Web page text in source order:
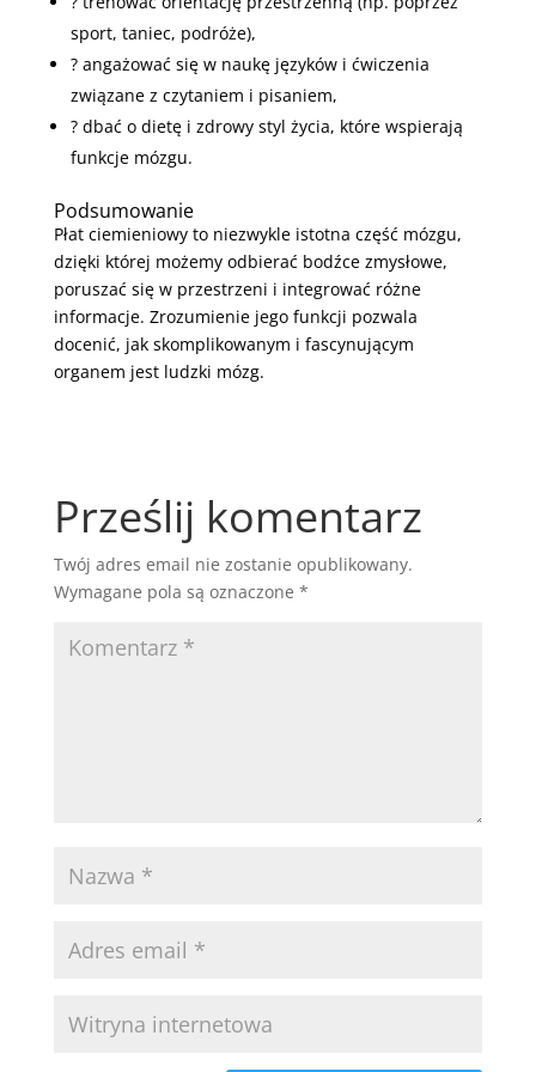
sport, taniec, podróże),
? angażować się w naukę języków i ćwiczenia
związane z czytaniem i pisaniem,
? dbać o dietę i zdrowy styl życia, które wspierają
funkcje mózgu.
Podsumowanie
Płat ciemieniowy to niezwykle istotna część mózgu,
dzięki której możemy odbierać bodźce zmysłowe,
poruszać się w przestrzeni i integrować różne
informacje. Zrozumienie jego funkcji pozwala
docenić, jak skomplikowanym i fascynującym
organem jest ludzki mózg.
Prześlij komentarz
Twój adres email nie zostanie opublikowany.
Wymagane pola są oznaczone *